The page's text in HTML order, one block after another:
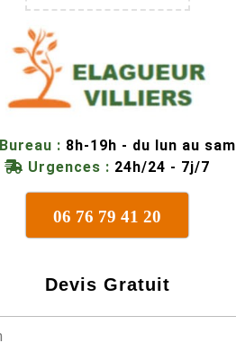
Bureau : 8h-19h - du lun au sam
Urgences : 24h/24 - 7j/7
06 76 79 41 20
Devis Gratuit